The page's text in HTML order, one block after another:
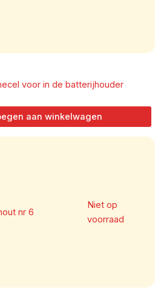
voor in de batterijhouder
aan winkelwagen
Niet op
voorraad